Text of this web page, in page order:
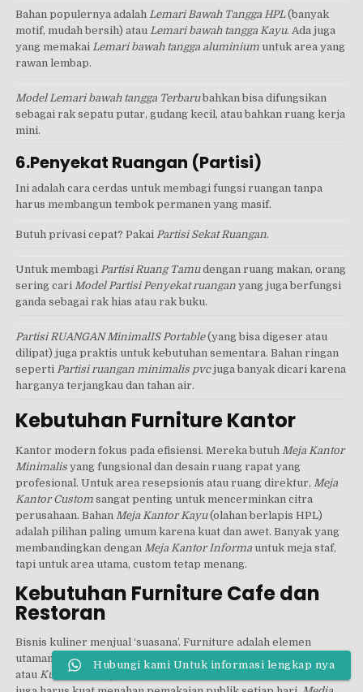
Bahan populernya adalahLemari Bawah Tangga HPL(banyak
motif, mudah bersih) atauLemari bawah tangga Kayu. Ada juga
yang memakaiLemari bawah tangga aluminium untuk area yang
rawan lembap.
Model Lemari bawah tangga Terbarubahkan bisa difungsikan
sebagai rak sepatu putar, gudang kecil, atau bahkan ruang kerja
mini.
6.Penyekat Ruangan (Partisi)
Ini adalah cara cerdas untuk membagi fungsi ruangan tanpa
harus membangun tembok permanen yang masif.
Butuh privasi cepat? Pakai Partisi Sekat Ruangan.
Untuk membagi Partisi Ruang Tamudengan ruang makan, orang
sering cari Model Partisi Penyekat ruangan yang juga berfungsi
ganda sebagai rak hias atau rak buku.
Partisi RUANGAN MinimalIS Portable(yang bisa digeser atau
dilipat) juga praktis untuk kebutuhan sementara. Bahan ringan
seperti Partisi ruangan minimalis pvcjuga banyak dicari karena
harganya terjangkau dan tahan air.
Kebutuhan Furniture Kantor
Kantor modern fokus pada efisiensi. Mereka butuh Meja Kantor
Minimalis yang fungsional dan desain ruang rapat yang
profesional. Untuk area resepsionis atau ruang direktur, Meja
Kantor Custom sangat penting untuk mencerminkan citra
perusahaan. Bahan Meja Kantor Kayu(olahan berlapis HPL)
adalah pilihan paling umum karena kuat dan awet. Banyak yang
membandingkan dengan Meja Kantor Informa untuk meja staf,
tapi untuk area utama, custom tetap menang.
Kebutuhan Furniture Cafe dan
Restoran
Bisnis kuliner menjual ‘suasana’. Furniture adalah elemen
utamanya. Pemilik usaha mencari Kursi Cafe Minimalis Modern
atauKursi Cafe Kayu
Hubungi kami Untuk informasi lengkap nya